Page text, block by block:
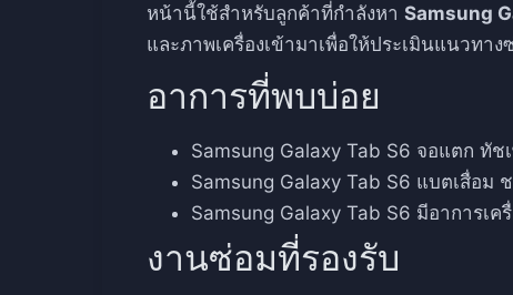
หน้านี้ใช้สำหรับลูกค้าที่กำลังหา Samsung
และภาพเครื่องเข้ามาเพื่อให้ประเมินแนวท
อาการที่พบบ่อย
Samsung Galaxy Tab S6 จอแตก ทั
Samsung Galaxy Tab S6 แบตเสื่อม
Samsung Galaxy Tab S6 มีอาการเ
งานซ่อมที่รองรับ